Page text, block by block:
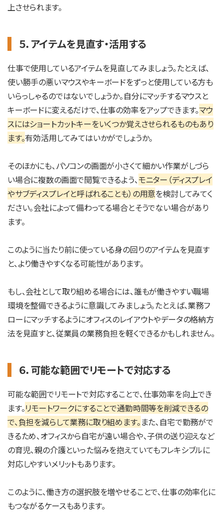
上させられます。
５．アイテムを見直す・活用する
仕事で使用しているアイテムを見直してみましょう。たとえば、
使い勝手の悪いマウスやキーボードをずっと使用している方も
いらっしゃるのではないでしょうか。自分にマッチするマウスと
キーボードに変えるだけで、仕事の効率をアップできます。マウ
スにはショートカットキーをいくつか覚えさせられるものもあり
ます。有効活用してみてはいかがでしょうか。
そのほかにも、パソコンの画面が小さくて細かい作業がしづら
い場合に複数の画面で閲覧できるよう、モニター（ディスプレイ
やサブディスプレイと呼ばれることも）の用意を検討してみてく
ださい。会社によって備わってる場合とそうでない場合があり
ます。
このように当たり前に使っている身の回りのアイテムを見直す
と、より働きやすくなる可能性があります。
もし、会社として取り組める場合には、誰もが働きやすい職場
環境を整備できるように意識してみましょう。たとえば、業務フ
ローにマッチするようにオフィスのレイアウトやデータの格納方
法を見直すと、従業員の業務負担を軽くできるかもしれません。
６．可能な範囲でリモートで対応する
可能な範囲でリモートで対応することで、仕事効率を向上でき
ます。リモートワークにすることで通勤時間等を削減できるの
で、負担を減らして業務に取り組めます。 また、自宅で勤務がで
きるため、オフィスから自宅が遠い場合や、子供の送り迎えなど
の育児、親の介護といった悩みを抱えていてもフレキシブルに
対応しやすいメリットもあります。
このように、働き方の選択肢を増やせることで、仕事の効率化に
もつながるケースもあります。